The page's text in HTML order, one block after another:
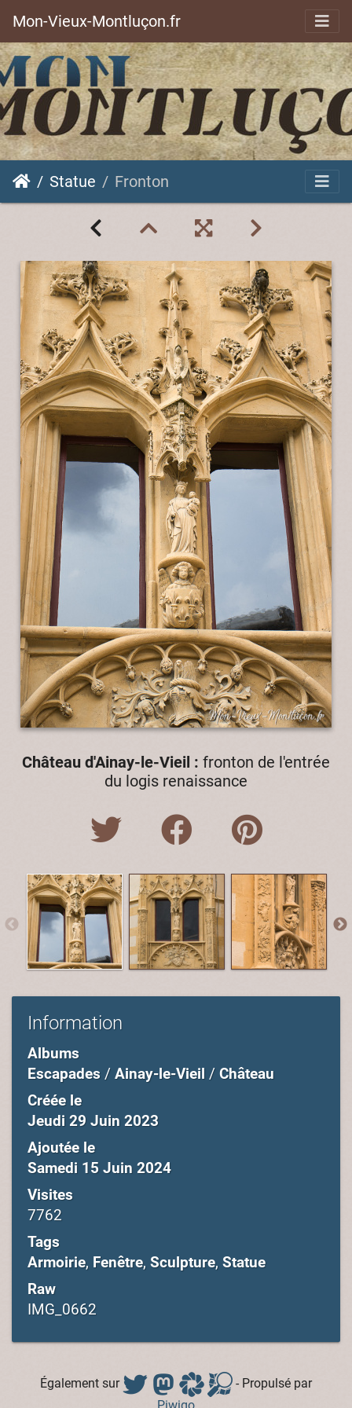
Mon-Vieux-Montluçon.fr
Statue Fronton
Château d'Ainay-le-Vieil : fronton de l'entrée
du logis renaissance
Information
Albums
Escapades / Ainay-le-Vieil / Château
Créée le
Jeudi 29 Juin 2023
Ajoutée le
Samedi 15 Juin 2024
Visites
7762
Tags
Armoirie, Fenêtre, Sculpture, Statue
Raw
IMG_0662
Également sur
- Propulsé par